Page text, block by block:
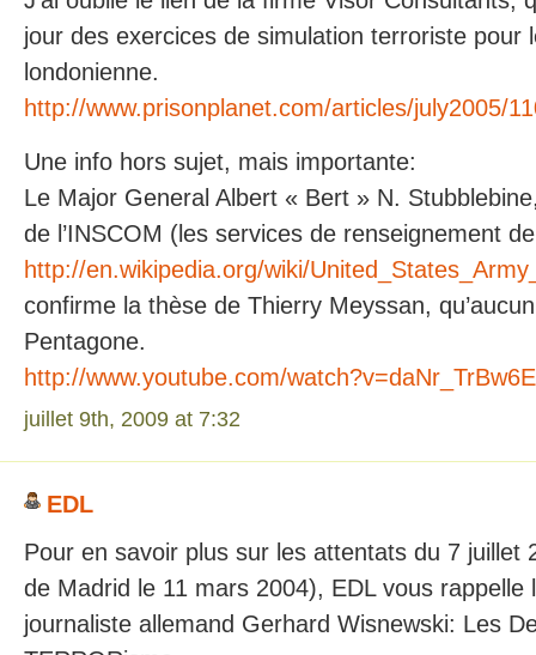
jour des exercices de simulation terroriste pour
londonienne.
http://www.prisonplanet.com/articles/july2005/
Une info hors sujet, mais importante:
Le Major General Albert « Bert » N.
de l’INSCOM (les services de renseignement
http://en.wikipedia.org/wiki/
confirme la thèse de Thierry Meyssan,
Pentagone.
http://www.youtube.com/watch?v=daNr_TrBw6E
juillet 9th, 2009 at 7:32
EDL
Pour en savoir plus sur les attentats du 7 juillet
de Madrid le 11 mars 2004), EDL vous rappelle
journaliste allemand Gerhard Wisnewski: Les